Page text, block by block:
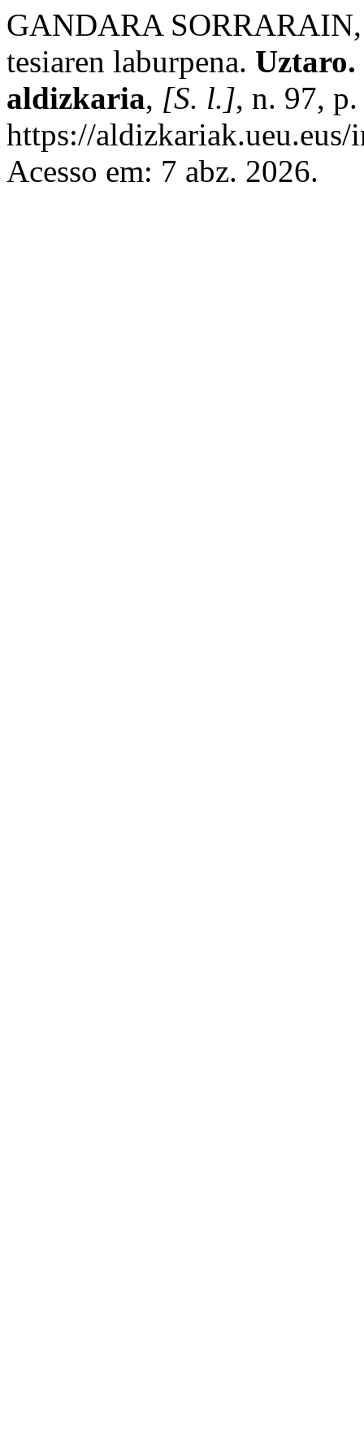
GANDARA SORRARAIN,
tesiaren laburpena. Uztaro.
aldizkaria, [S. l.], n. 97,
https://
Acesso em: 7 abz. 2026.